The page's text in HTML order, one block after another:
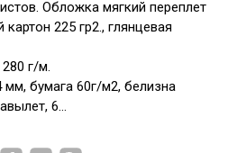
Обложка мягкий переплет
225 гр2., глянцевая
г/м.
мм, бумага 60г/м2, белизна
6…